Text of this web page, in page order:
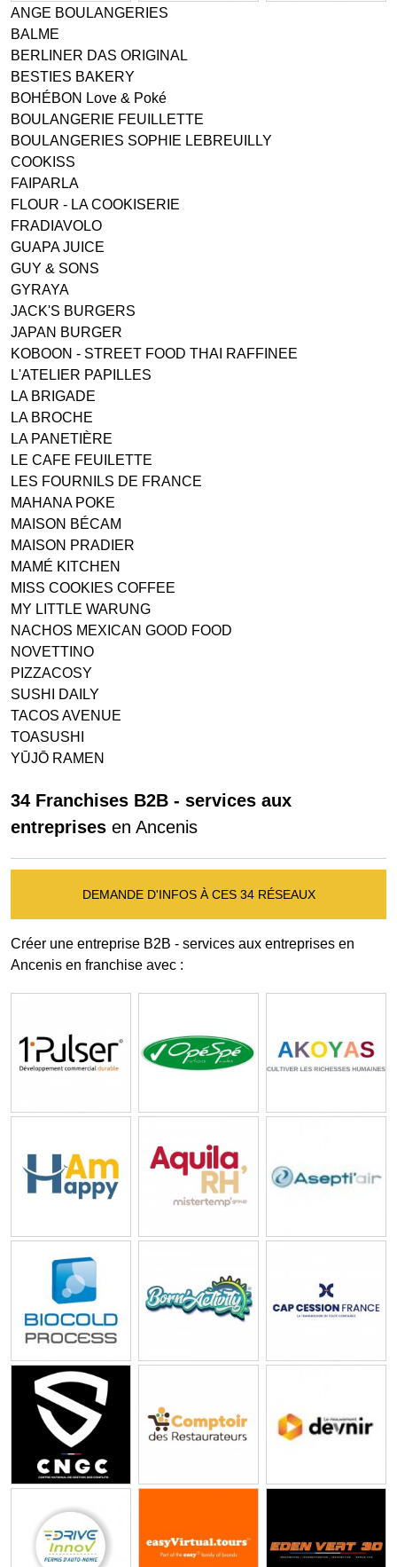
ANGE BOULANGERIES
BALME
BERLINER DAS ORIGINAL
BESTIES BAKERY
BOHÉBON Love & Poké
BOULANGERIE FEUILLETTE
BOULANGERIES SOPHIE LEBREUILLY
COOKISS
FAIPARLA
FLOUR - LA COOKISERIE
FRADIAVOLO
GUAPA JUICE
GUY & SONS
GYRAYA
JACK'S BURGERS
JAPAN BURGER
KOBOON - STREET FOOD THAI RAFFINEE
L'ATELIER PAPILLES
LA BRIGADE
LA BROCHE
LA PANETIÈRE
LE CAFE FEUILETTE
LES FOURNILS DE FRANCE
MAHANA POKE
MAISON BÉCAM
MAISON PRADIER
MAMÉ KITCHEN
MISS COOKIES COFFEE
MY LITTLE WARUNG
NACHOS MEXICAN GOOD FOOD
NOVETTINO
PIZZACOSY
SUSHI DAILY
TACOS AVENUE
TOASUSHI
YŪJŌ RAMEN
34 Franchises B2B - services aux
entreprises en Ancenis
DEMANDE D'INFOS À CES 34 RÉSEAUX
Créer une entreprise B2B - services aux entreprises en
Ancenis en franchise avec :